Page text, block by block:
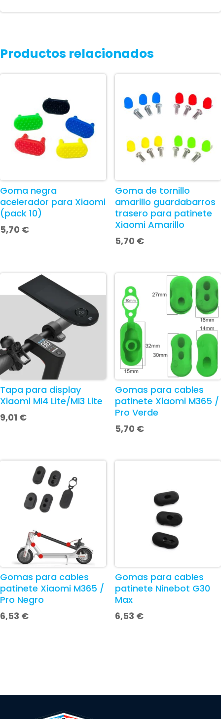
Productos relacionados
Goma negra
acelerador para Xiaomi
(pack 10)
5,70 €
Goma de tornillo
amarillo guardabarros
trasero para patinete
Xiaomi Amarillo
5,70 €
Tapa para display
Xiaomi MI4 Lite/MI3 Lite
9,01 €
Gomas para cables
patinete Xiaomi M365 /
Pro Verde
5,70 €
Gomas para cables
patinete Xiaomi M365 /
Pro Negro
6,53 €
Gomas para cables
patinete Ninebot G30
Max
6,53 €